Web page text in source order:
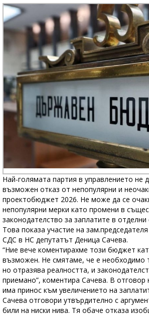
Най-голямата партия в управлението не
възможен отказ от непопулярни и
проектобюджет 2026. Не може да се
непопулярни мерки като промени в
законодателство за заплатите в отделни
Това показа участие на
СДС в НС депутатът Деница Сачева.
“Ние вече коментирахме този бюджет
възможен. Не смятаме, че е необходимо
но отразява реалността, и
приемано”, коментира Сачева. В отговор
има принос към увеличението на
Сачева отговори утвърдително с
били на ниски нива. Тя обаче отказа